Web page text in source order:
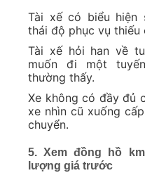
Tài xế có biểu hiện
thái độ phục vụ thiếu
Tài xế hỏi han về
muốn đi một
thường thấy.
Xe không có đầy đủ
xe nhìn cũ xuống
chuyển.
5. Xem đồng hồ
lượng giá trước